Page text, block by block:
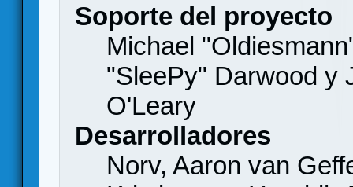
Soporte del proyecto
Michael
"SleePy" Darwood y
O'Leary
Desarrolladores
Norv, Aaron van